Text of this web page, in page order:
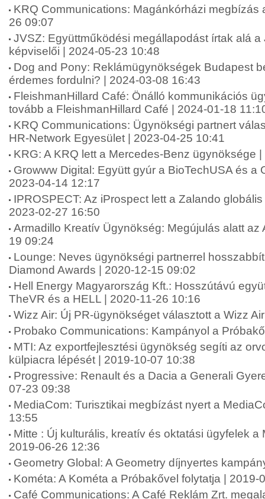
KRQ Communications: Magánkórházi megbízás
26 09:07
JVSZ: Együttműködési megállapodást írtak alá
képviselői | 2024-05-23 10:48
Dog and Pony: Reklámügynökségek Budapest
érdemes fordulni? | 2024-03-08 16:43
FleishmanHillard Café: Önálló kommunikációs
tovább a FleishmanHillard Café | 2024-01-18
KRQ Communications: Ügynökségi partnert
HR-Network Egyesület | 2023-04-25 10:41
KRG: A KRQ lett a Mercedes-Benz ügynöksége
Growww Digital: Együtt gyúr a BioTechUSA és a
2023-04-14 12:17
IPROSPECT: Az iProspect lett a Zalando
2023-02-27 16:50
Armadillo Kreatív Ügynökség: Megújulás alatt az
19 09:24
Lounge: Neves ügynökségi partnerrel
Diamond Awards | 2020-12-15 09:02
Hell Energy Magyarország Kft.: Hosszútávú
TheVR és a HELL | 2020-11-26 10:16
Wizz Air: Új PR-ügynökséget választott a Wizz
Probako Communications: Kampányol a
MTI: Az exportfejlesztési ügynökség segíti az
külpiacra lépését | 2019-10-07 10:38
Progressive: Renault és a Dacia a Generali
07-23 09:38
MediaCom: Turisztikai megbízást nyert a
13:55
Mitte : Új kulturális, kreatív és oktatási ügyfelek a
2019-06-26 12:36
Geometry Global: A Geometry díjnyertes
Kométa: A Kométa a Próbakővel folytatja | 2019-
Café Communications: A Café Reklám Zrt.